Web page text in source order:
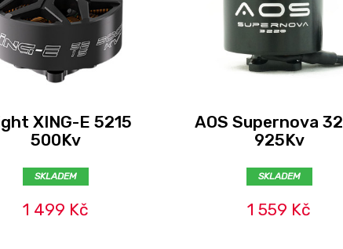
XING-E 5215
500Kv
SKLADEM
1 499 Kč
AOS Supernova
925Kv
SKLADEM
1 559 Kč